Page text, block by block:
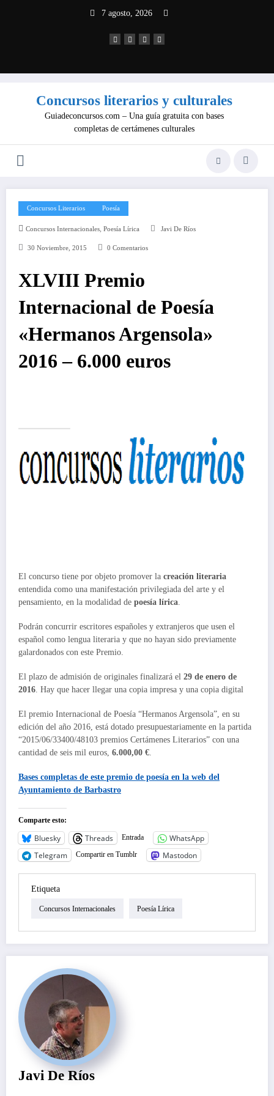
7 agosto, 2026
Concursos literarios y culturales
Guiadeconcursos.com – Una guía gratuita con bases
completas de certámenes culturales
Concursos Literarios Poesía
Concursos Internacionales, Poesía Lírica Javi De Ríos
30 Noviembre, 2015 0 Comentarios
XLVIII Premio
Internacional de Poesía
«Hermanos Argensola»
2016 – 6.000 euros
El concurso tiene por objeto promover la creación literaria
entendida como una manifestación privilegiada del arte y el
pensamiento, en la modalidad de poesía lírica
Podrán concurrir escritores españoles y extranjeros que usen el
español como lengua literaria y que no hayan sido previamente
galardonados con este Premio.
El plazo de admisión de originales finalizará el 29 de enero de
2016 . Hay que hacer llegar una copia impresa y una copia digital
El premio Internacional de Poesía “Hermanos Argensola”, en su
edición del año 2016, está dotado presupuestariamente en la partida
“2015/06/33400/48103 premios Certámenes Literarios” con una
cantidad de seis mil euros, 6.000,00 €.
Bases completas de este premio de poesía en la web del
Ayuntamiento de Barbastro
Comparte esto:
Bluesky Threads Entrada
WhatsApp
Telegram
Compartir en Tumblr Mastodon
Etiqueta
Concursos Internacionales Poesía Lírica
Javi De Ríos